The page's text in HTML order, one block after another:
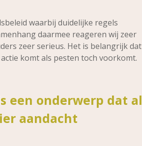
waarbij duidelijke regels
daarmee reageren wij zeer
zeer serieus. Het is belangrijk dat
komt als pesten toch voorkomt.
een onderwerp dat al
aandacht